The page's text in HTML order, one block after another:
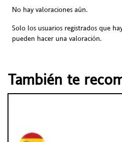
No hay valoraciones aún.
Solo los usuarios registrados que
pueden hacer una valoración.
También te